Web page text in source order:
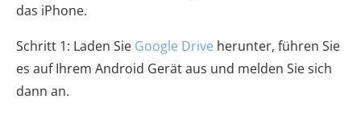
das iPhone.
Schritt 1: Laden Sie Google Drive herunter, führen Sie
es auf Ihrem Android Gerät aus und melden Sie sich
dann an.